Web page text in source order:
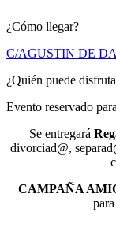
¿Cómo llegar?
C/AGUSTIN DE
¿Quién puede
Evento reservado
Se entregará
divorciad@,
CAMPAÑA